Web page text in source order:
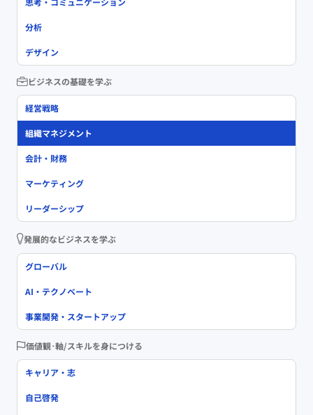
分析
デザイン
ビジネスの基礎を学ぶ
経営戦略
組織マネジメント
会計・財務
マーケティング
リーダーシップ
発展的なビジネスを学ぶ
グローバル
AI・テクノベート
事業開発・スタートアップ
価値観･軸/スキルを身につける
キャリア・志
自己啓発